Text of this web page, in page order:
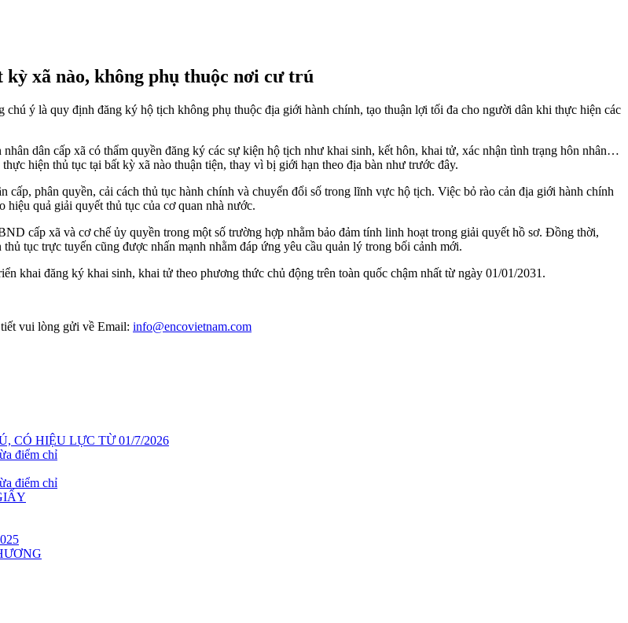
xã nào, không phụ thuộc nơi cư trú
ý là quy định đăng ký hộ tịch không phụ thuộc địa giới hành chính, tạo thuận lợi tối đa cho người dân khi thực hiện các
dân cấp xã có thẩm quyền đăng ký các sự kiện hộ tịch như khai sinh, kết hôn, khai tử, xác nhận tình trạng hôn nhân…
hiện thủ tục tại bất kỳ xã nào thuận tiện, thay vì bị giới hạn theo địa bàn như trước đây.
phân quyền, cải cách thủ tục hành chính và chuyển đổi số trong lĩnh vực hộ tịch. Việc bỏ rào cản địa giới hành chính
quả giải quyết thủ tục của cơ quan nhà nước.
cấp xã và cơ chế ủy quyền trong một số trường hợp nhằm bảo đảm tính linh hoạt trong giải quyết hồ sơ. Đồng thời,
tục trực tuyến cũng được nhấn mạnh nhằm đáp ứng yêu cầu quản lý trong bối cảnh mới.
khai đăng ký khai sinh, khai tử theo phương thức chủ động trên toàn quốc chậm nhất từ ngày 01/01/2031.
vui lòng gửi về Email: info@encovietnam.com
CÓ HIỆU LỰC TỪ 01/7/2026
điểm chỉ
điểm chỉ